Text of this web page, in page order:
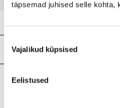
täpsemad juhised selle kohta,
valik
Vajalikud küpsised
Eelistused
Meie poed